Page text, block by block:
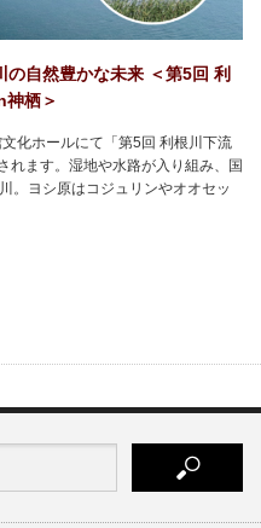
の自然豊かな未来 ＜第5回 利
栖＞
化ホールにて「第5回 利根川下流
れます。湿地や水路が入り組み、国
。ヨシ原はコジュリンやオオセッ